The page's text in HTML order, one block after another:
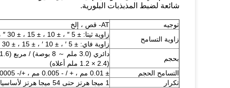
شائعة لضبط المذبذبات البلورية.
توجيه
AT- قص ، إلخ
زاوية التسامح
زاوية ثيتا: ± 5 ″ ، ± 10 ، ± 15 ، ± 30 ″ ، ± 1 ′ ، ± 2 ، ... إلخ.
زاوية فاي: ± 5 ′ ، ± 10 ′ ، ± 15 ، ± 30 ، ... إلخ.
بحجم
(1.2 × 2.4 ملم أعلاه)
التسامح الحجم
± 0.01 مم ، + / - 0.005 مم ، +/- 0.0005 مم ، حسب الحجم
تكرار
1 ميجا هرتز حتى 54 ميجا هرتز لأساسيات AT-Cut ؛تصل إلى 70 ميجا هرتز بالحفر